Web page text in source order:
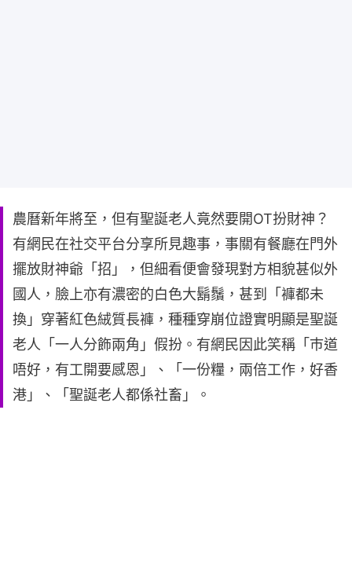
農曆新年將至，但有聖誕老人竟然要開OT扮財神？
有網民在社交平台分享所見趣事，事關有餐廳在門外
擺放財神爺「招」，但細看便會發現對方相貌甚似外
國人，臉上亦有濃密的白色大鬍鬚，甚到「褲都未
換」穿著紅色絨質長褲，種種穿崩位證實明顯是聖誕
老人「一人分飾兩角」假扮。有網民因此笑稱「巿道
唔好，有工開要感恩」、「一份糧，兩倍工作，好香
港」、「聖誕老人都係社畜」。